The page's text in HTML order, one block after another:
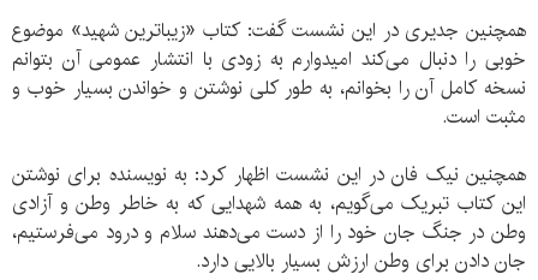
همچنین جدیری در این نشست گفت: کتاب «زیباترین شهید» موضوع
خوبی را دنبال می‌‌کند امیدوارم به زودی با انتشار عمومی آن بتوانم
نسخه کامل آن را بخوانم، به طور کلی نوشتن و خواندن بسیار خوب و
مثبت است.
همچنین نیک فان در این نشست اظهار کرد: به نویسنده برای نوشتن
این کتاب تبریک می‌گویم، به همه شهدایی که به خاطر وطن و آزادی
وطن در جنگ جان خود را از دست می‌دهند سلام و درود می‌فرستیم،
جان دادن برای وطن ارزش بسیار بالایی دارد.